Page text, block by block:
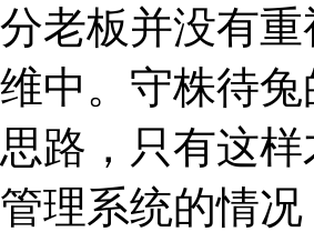
分老板并没有
维中。守株待
思路，只有这
管理系统的情